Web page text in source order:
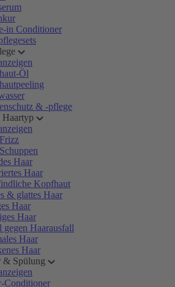
in Conditioner
Öl
& -pflege
Haartyp
Haar
Haar
Kopfhaut
& glattes Haar
Haar
Haar
gegen Haarausfall
Haar
Haar
& Spülung
Conditioner